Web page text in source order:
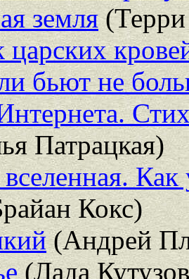
земля(Терри
царских
бьют не
Патрацкая)
вселенная.
Кокс)
(Андрей
(Лада